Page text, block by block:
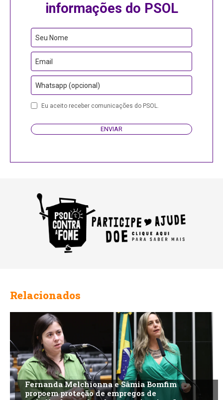
informações do PSOL
Seu Nome
Email
Whatsapp (opcional)
Business
Eu aceito receber comunicações do PSOL.
ENVIAR
Relacionados
Fernanda Melchionna e Sâmia Bomfim
propoem proteção de empregos de